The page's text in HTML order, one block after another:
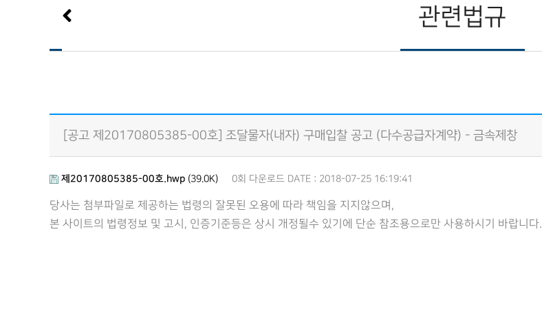
관련법규
[공고 제20170805385-00호] 조달물자(내자) 구매입찰 공고 (다수공급자계약) - 금속제창
제20170805385-00호.hwp (39.0K) 0회 다운로드 DATE : 2018-07-25 16:19:41
당사는 첨부파일로 제공하는 법령의 잘못된 오용에 따라 책임을 지지않으며,
본 사이트의 법령정보 및 고시, 인증기준등은 상시 개정될수 있기에 단순 참조용으로만 사용하시기 바랍니다.